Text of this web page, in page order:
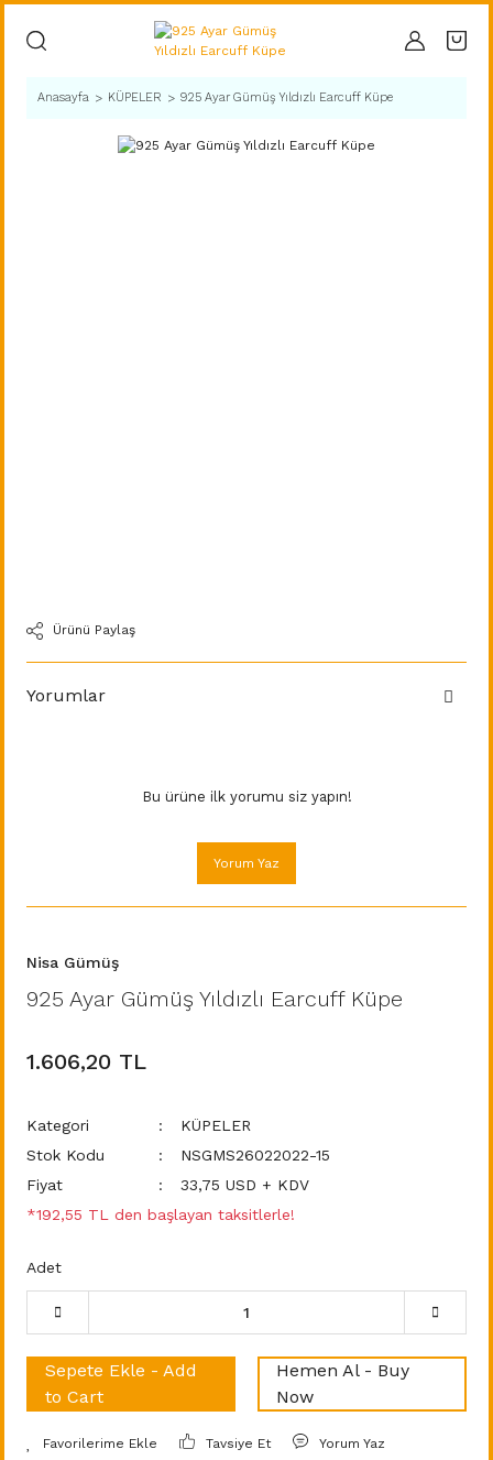
Anasayfa KÜPELER 925 Ayar Gümüş Yıldızlı Earcuff Küpe
Ürünü Paylaş
Yorumlar
Bu ürüne ilk yorumu siz yapın!
Yorum Yaz
Nisa Gümüş
925 Ayar Gümüş Yıldızlı Earcuff Küpe
1.606,20 TL
Kategori
KÜPELER
Stok Kodu
NSGMS26022022-15
Fiyat
33,75 USD + KDV
*192,55 TL den başlayan taksitlerle!
Adet
Sepete Ekle - Add
to Cart
Hemen Al - Buy
Now
Tavsiye Et Yorum Yaz